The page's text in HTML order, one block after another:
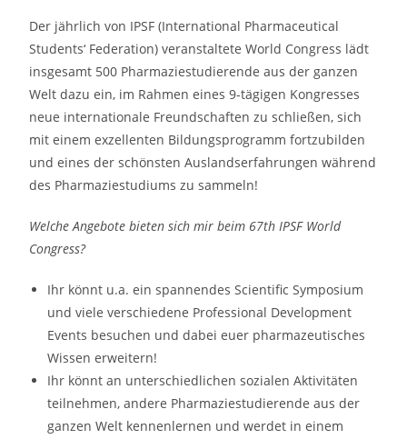
Der jährlich von IPSF (International Pharmaceutical
Students‘ Federation) veranstaltete World Congress lädt
insgesamt 500 Pharmaziestudierende aus der ganzen
Welt dazu ein, im Rahmen eines 9-tägigen Kongresses
neue internationale Freundschaften zu schließen, sich
mit einem exzellenten Bildungsprogramm fortzubilden
und eines der schönsten Auslandserfahrungen während
des Pharmaziestudiums zu sammeln!
Welche Angebote bieten sich mir beim 67th IPSF World
Congress?
Ihr könnt u.a. ein spannendes Scientific Symposium
und viele verschiedene Professional Development
Events besuchen und dabei euer pharmazeutisches
Wissen erweitern!
Ihr könnt an unterschiedlichen sozialen Aktivitäten
teilnehmen, andere Pharmaziestudierende aus der
ganzen Welt kennenlernen und werdet in einem